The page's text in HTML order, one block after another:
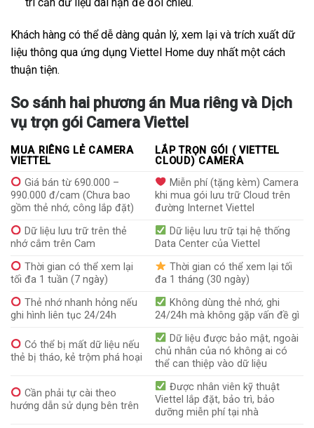
Khách hàng có thể dễ dàng quản lý, xem lại và trích xuất dữ
liệu thông qua ứng dụng Viettel Home duy nhất một cách
thuận tiện.
So sánh hai phương án Mua riêng và Dịch
vụ trọn gói Camera Viettel
MUA RIÊNG LẺ CAMERA
VIETTEL
LẮP TRỌN GÓI ( VIETTEL
CLOUD) CAMERA
Giá bán từ 690.000 –
990.000 đ/cam (Chưa bao
gồm thẻ nhớ, công lắp đặt)
Miễn phí (tặng kèm) Camera
khi mua gói lưu trữ Cloud trên
đường Internet Viettel
Dữ liệu lưu trữ trên thẻ
nhớ cắm trên Cam
Dữ liệu lưu trữ tại hệ thống
Data Center của Viettel
Thời gian có thể xem lại
tối đa 1 tuần (7 ngày)
Thời gian có thể xem lại tối
đa 1 tháng (30 ngày)
Thẻ nhớ nhanh hỏng nếu
ghi hình liên tục 24/24h
Không dùng thẻ nhớ, ghi
24/24h mà không gặp vấn đề gì
Có thể bị mất dữ liệu nếu
thẻ bị tháo, kẻ trộm phá hoại
Dữ liệu được bảo mật, ngoài
chủ nhân của nó không ai có
thể can thiệp vào dữ liệu
Cần phải tự cài theo
hướng dẫn sử dụng bên trên
Được nhân viên kỹ thuật
Viettel lắp đặt, bảo trì, bảo
dưỡng miễn phí tại nhà